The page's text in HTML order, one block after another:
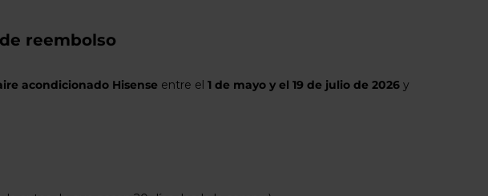
reembolso
acondicionado Hisense entre el 1 de mayo y el 19 de julio de 2026 y